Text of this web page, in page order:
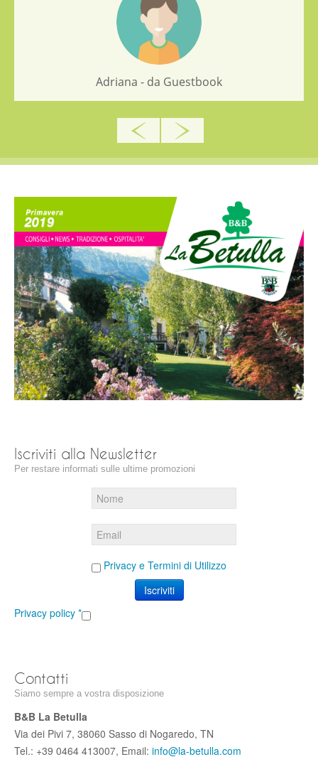
Adriana - da Guestbook
Iscriviti alla Newsletter
Per restare informati sulle ultime promozioni
Privacy e Termini di Utilizzo
Privacy policy *
Contatti
Siamo sempre a vostra disposizione
B&B La Betulla
Via dei Pivi 7, 38060 Sasso di Nogaredo, TN
Tel.: +39 0464 413007, Email: info@la-betulla.com